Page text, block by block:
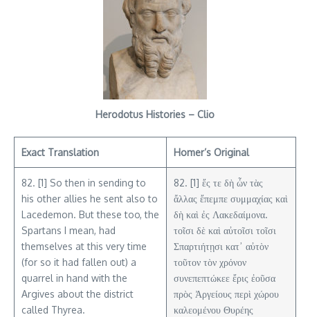
Herodotus Histories – Clio
Exact Translation Homer’s Original
82. [1] So then in sending to
his other allies he sent also to
Lacedemon. But these too, the
Spartans I mean, had
themselves at this very time
(for so it had fallen out) a
quarrel in hand with the
Argives about the district
called Thyrea.
82. [1] ἔς τε δὴ ὦν τὰς
ἄλλας ἔπεμπε συμμαχίας καὶ
δὴ καὶ ἐς Λακεδαίμονα.
τοῖσι δὲ καὶ αὐτοῖσι τοῖσι
Σπαρτιήτῃσι κατ᾽ αὐτὸν
τοῦτον τὸν χρόνον
συνεπεπτώκεε ἔρις ἐοῦσα
πρὸς Ἀργείους περὶ χώρου
καλεομένου Θυρέης